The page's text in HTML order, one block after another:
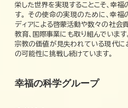
栄した世界を実現することこそ、幸
す。 その使命の実現のために、幸福
ディアによる啓蒙活動や数々の社会
教育、国際事業にも取り組んでいます
宗教の価値が見失われている現代に
の可能性に挑戦し続けています。
幸福の科学グループ